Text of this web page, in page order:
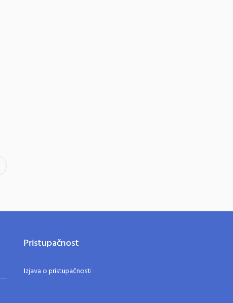
Pristupačnost
Izjava o pristupačnosti